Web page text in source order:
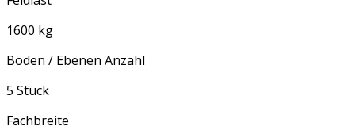
1600 kg
Böden / Ebenen Anzahl
5 Stück
Fachbreite